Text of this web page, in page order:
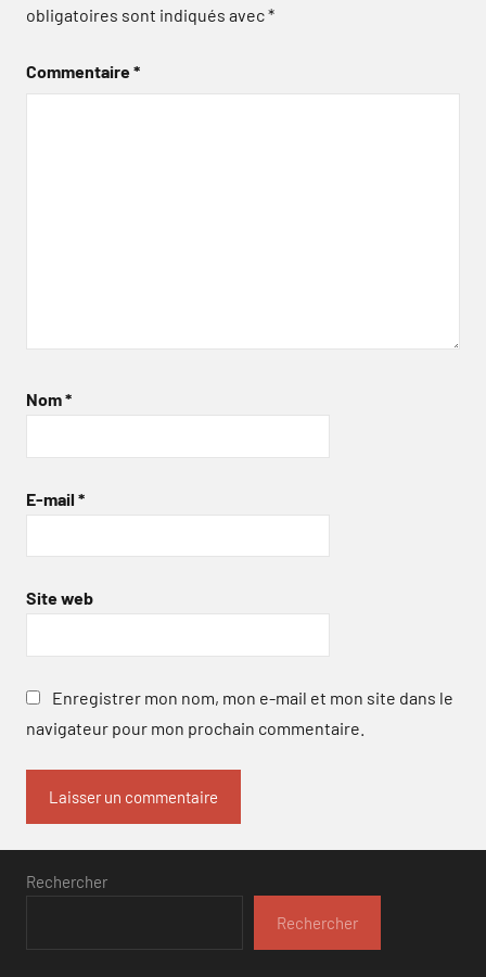
obligatoires sont indiqués avec*
Commentaire*
Nom*
E-mail *
Site web
Enregistrer mon nom, mon e-mail et mon site dans le
navigateur pour mon prochain commentaire.
Rechercher
Rechercher